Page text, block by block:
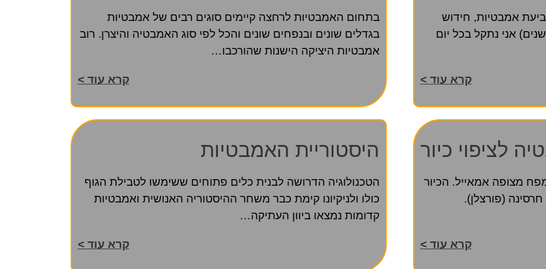
אמבטיות, חידוש
אמבטיות והלבשת אמבטיות (מעל 40 שנים) אני נתקל בכל יום
קרא עוד >
בתחום האמבטיות לרחצה קיימים סוגים רבים של אמבטיות
בגדלים שונים ובנפחים שונים והכל לפי סוג האמבטיה והיצרן. רוב
אמבטיות היציקה הישנות שהורכבו…
קרא עוד >
לציפוי כיור
מצופה אמאייל. הכיור
(פורצלן).
קרא עוד >
היסטוריית האמבטיות
הטכנולוגיה הדרושה לבנית כלים פתוחים ששימשו לטבילת הגוף
כולו ולניקיונו קימת כבר משחר ההיסטוריה האנושית ואמבטיות
קדומות נמצאו ביוון העתיקה…
קרא עוד >